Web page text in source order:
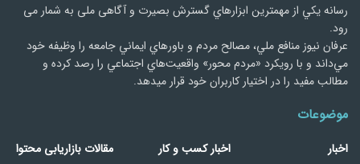
رسانه يكي از مهمترین ابزارهاي گسترش بصیرت و آگاهی ملی به شمار می
رود.
عرفان نیوز منافع ملي، مصالح مردم و باورهاي ايماني جامعه را وظيفه خود
مي‌داند و با رويكرد «مردم‌ محور» واقعيت‌هاي اجتماعي را رصد کرده و
مطالب مفید را در اختیار کاربران خود قرار میدهد.
موضوعات
اخبار
اخبار کسب و کار
مقالات بازاریابی محتوا